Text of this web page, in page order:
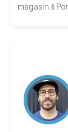
magasin à